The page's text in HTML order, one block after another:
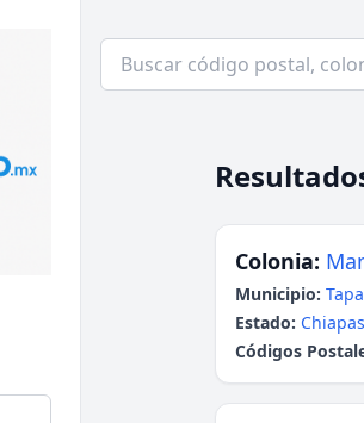
Colonia:
Municipio:
Estado: Chiapas
Códigos